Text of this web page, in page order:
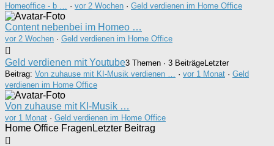
Homeoffice - b …
· vor 2 Wochen · Geld verdienen im Home Office
Content nebenbei im Homeo …
vor 2 Wochen · Geld verdienen im Home Office
Geld verdienen mit Youtube3 Themen · 3 BeiträgeLetzter
Beitrag: Von zuhause mit KI-Musik verdienen … · vor 1 Monat · Geld
verdienen im Home Office
Von zuhause mit KI-Musik …
vor 1 Monat · Geld verdienen im Home Office
Home Office Fragen Letzter Beitrag